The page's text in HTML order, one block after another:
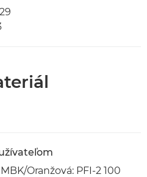
Oranžová: PFI-2 100